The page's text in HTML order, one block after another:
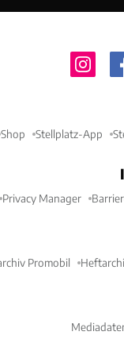
Shop Stellplatz-App
Privacy Manager
Promobil